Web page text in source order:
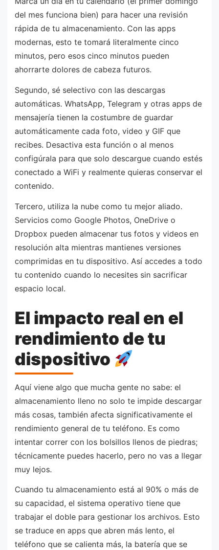
del mes funciona bien) para hacer una revisión
rápida de tu almacenamiento. Con las apps
modernas, esto te tomará literalmente cinco
minutos, pero esos cinco minutos pueden
ahorrarte dolores de cabeza futuros.
Segundo, sé selectivo con las descargas
automáticas. WhatsApp, Telegram y otras apps de
mensajería tienen la costumbre de guardar
automáticamente cada foto, video y GIF que
recibes. Desactiva esta función o al menos
configúrala para que solo descargue cuando estés
conectado a WiFi y realmente quieras conservar el
contenido.
Tercero, utiliza la nube como tu mejor aliado.
Servicios como Google Photos, OneDrive o
Dropbox pueden almacenar tus fotos y videos en
resolución alta mientras mantienes versiones
comprimidas en tu dispositivo. Así accedes a todo
tu contenido cuando lo necesites sin sacrificar
espacio local.
El impacto real en el
rendimiento de tu
dispositivo
Aquí viene algo que mucha gente no sabe: el
almacenamiento lleno no solo te impide descargar
más cosas, también afecta significativamente el
rendimiento general de tu teléfono. Es como
intentar correr con los bolsillos llenos de piedras;
técnicamente puedes hacerlo, pero no vas a llegar
muy lejos.
Cuando tu almacenamiento está al 90% o más de
su capacidad, el sistema operativo tiene que
trabajar el doble para gestionar los archivos. Esto
se traduce en apps que abren más lento, el
teléfono que se calienta más, la batería que se